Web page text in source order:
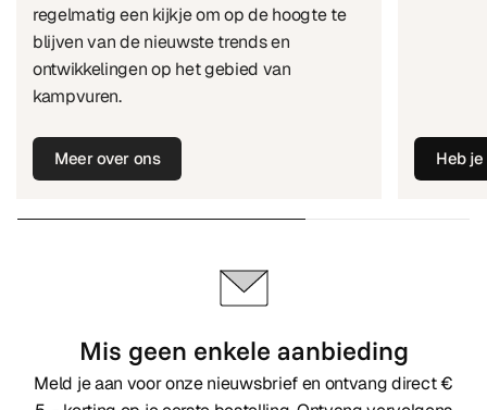
regelmatig een kijkje om op de hoogte te
blijven van de nieuwste trends en
ontwikkelingen op het gebied van
kampvuren.
Meer over ons Heb
Mis geen enkele aanbieding
Meld je aan voor onze nieuwsbrief en ontvang direct €